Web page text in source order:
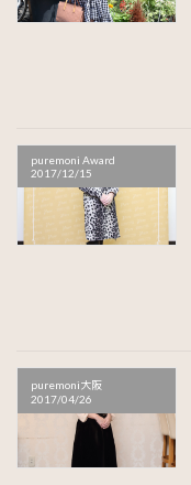
puremoni Award
2017/12/15
puremoni大阪
2017/04/26